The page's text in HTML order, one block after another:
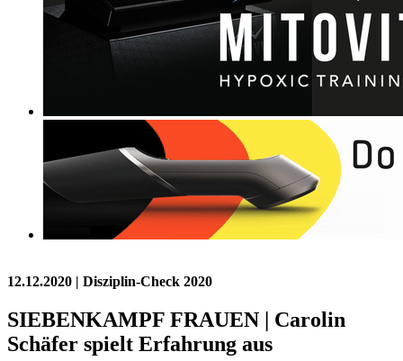
12.12.2020 | Disziplin-Check 2020
SIEBENKAMPF FRAUEN | Carolin
Schäfer spielt Erfahrung aus